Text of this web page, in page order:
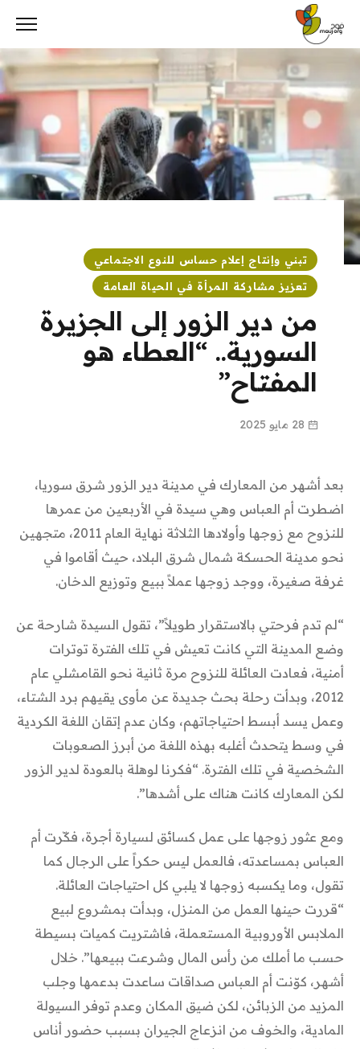
content
تبني وإنتاج إعلام حساس للنوع الاجتماعي
تعزيز مشاركة المرأة في الحياة العامة
من دير الزور إلى الجزيرة
السورية.. “العطاء هو
المفتاح”
28 مايو 2025
بعد أشهر من المعارك في مدينة دير الزور شرق سوريا،
اضطرت أم العباس وهي سيدة في الأربعين من عمرها
للنزوح مع زوجها وأولادها الثلاثة نهاية العام 2011، متجهين
نحو مدينة الحسكة شمال شرق البلاد، حيث أقاموا في
غرفة صغيرة، ووجد زوجها عملاً ببيع وتوزيع الدخان.
“لم تدم فرحتي بالاستقرار طويلاً”، تقول السيدة شارحة عن
وضع المدينة التي كانت تعيش في تلك الفترة توترات
أمنية، فعادت العائلة للنزوح مرة ثانية نحو القامشلي عام
2012، وبدأت رحلة بحث جديدة عن مأوى يقيهم برد الشتاء،
وعمل يسد أبسط احتياجاتهم، وكان عدم إتقان اللغة الكردية
في وسط يتحدث أغلبه بهذه اللغة من أبرز الصعوبات
الشخصية في تلك الفترة. “فكرنا لوهلة بالعودة لدير الزور
لكن المعارك كانت هناك على أشدها”.
ومع عثور زوجها على عمل كسائق لسيارة أجرة، فكّرت أم
العباس بمساعدته، فالعمل ليس حكراً على الرجال كما
تقول، وما يكسبه زوجها لا يلبي كل احتياجات العائلة.
“قررت حينها العمل من المنزل، وبدأت بمشروع لبيع
الملابس الأوروبية المستعملة، فاشتريت كميات بسيطة
حسب ما أملك من رأس المال وشرعت ببيعها”. خلال
أشهر، كوّنت أم العباس صداقات ساعدت بدعمها وجلب
المزيد من الزبائن، لكن ضيق المكان وعدم توفر السيولة
المادية، والخوف من انزعاج الجيران بسبب حضور أناس